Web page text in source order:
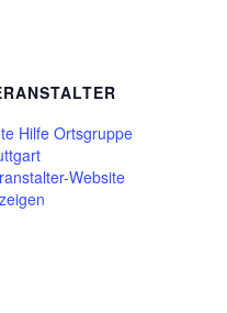
Hilfe Ortsgruppe
Website